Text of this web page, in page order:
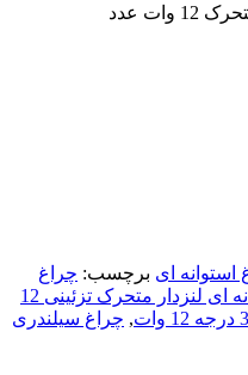
عدد
استوانه ای برچسب: چراغ
چراغ استوانه ای لنزدار متحرک تزئینی 12
, چراغ سیلندری